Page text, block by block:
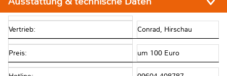
Vertrieb: Conrad, Hirschau
Preis: um 100 Euro